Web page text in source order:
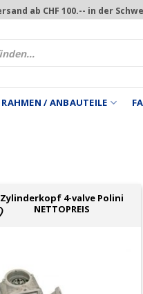
ab CHF 100.-- in der
RAHMEN / ANBAUTEILE
Zylinderkopf 4-valve Polini
NETTOPREIS